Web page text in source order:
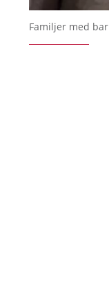
Familjer med